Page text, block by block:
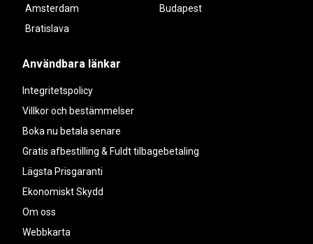
Amsterdam
Budapest
Bratislava
Användbara länkar
Integritetspolicy
Villkor och bestämmelser
Boka nu betala senare
Gratis afbestilling & Fuldt tilbagebetaling
Lägsta Prisgaranti
Ekonomiskt Skydd
Om oss
Webbkarta